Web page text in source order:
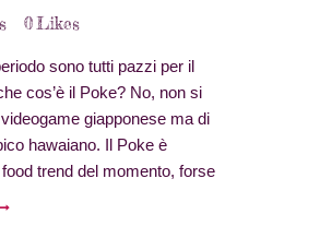
0Likes
sono tutti pazzi per il
cos’è il Poke? No, non si
giapponese ma di
hawaiano. Il Poke è
trend del momento, forse
al fatto che è uno dei